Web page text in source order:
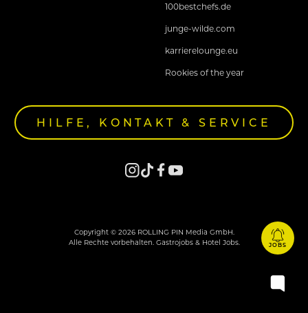
100bestchefs.de
junge-wilde.com
karrierelounge.eu
Rookies of the year
HILFE, KONTAKT & SERVICE
Copyright © 2026 ROLLING PIN Media GmbH.
Alle Rechte vorbehalten. Gastrojobs & Hotel Jobs.
JOBS